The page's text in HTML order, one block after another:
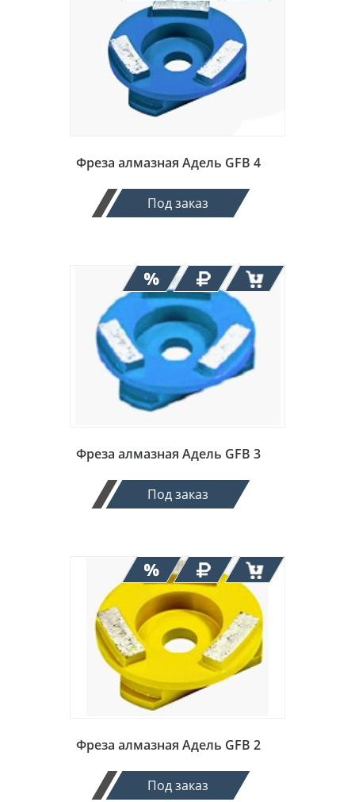
Фреза алмазная Адель GFB 4
Под заказ
Фреза алмазная Адель GFB 3
Под заказ
Фреза алмазная Адель GFB 2
Под заказ